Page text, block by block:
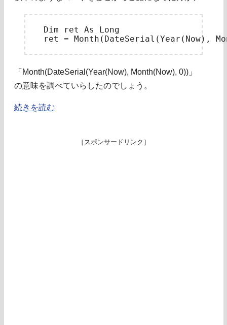
Dim ret As Long
「Month(DateSerial(Year(Now), Month(Now), 0))」
の意味を調べていらしたのでしょう。
続きを読む
［スポンサードリンク］